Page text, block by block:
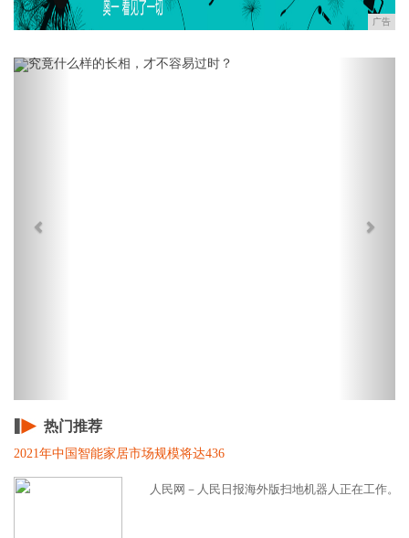
广告
Previous
热门推荐
2021年中国智能家居市场规模将达436
人民网－人民日报海外版扫地机器人正在工作。